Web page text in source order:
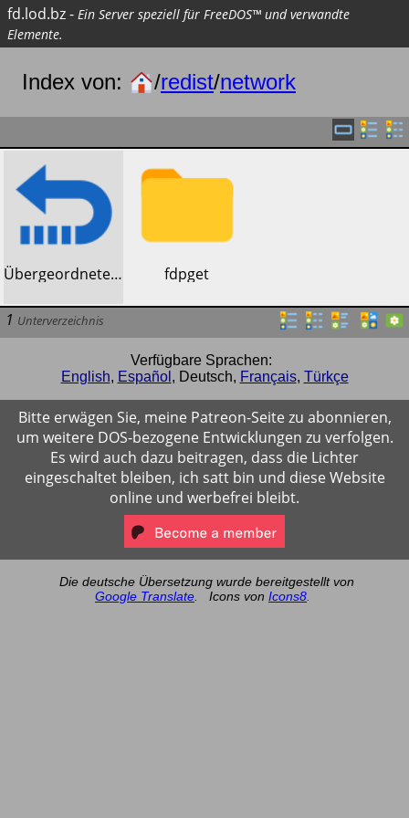
fd.lod.bz- Ein Server speziell für FreeDOS™ und verwandte
Elemente.
Index von: /redist/network
​Übergeordnetes Verzeichnis ​fdpget
1 Unterverzeichnis
Verfügbare Sprachen:
English, Español , Deutsch, Français, Türkçe
Bitte erwägen Sie, meine Patreon-Seite zu abonnieren,
um weitere DOS-bezogene Entwicklungen zu verfolgen.
Es wird auch dazu beitragen, dass die Lichter
eingeschaltet bleiben, ich satt bin und diese Website
online und werbefrei bleibt.
Die deutsche Übersetzung wurde bereitgestellt von
Google Translate
Icons von Icons8